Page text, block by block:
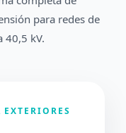
para redes de
40,5 kV.